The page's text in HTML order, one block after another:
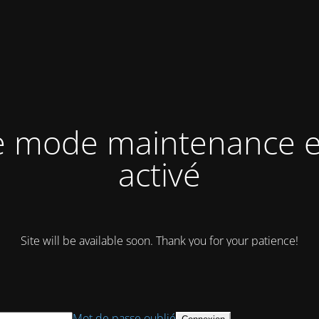
mode maintenance
activé
Site will be available soon. Thank you for your patience!